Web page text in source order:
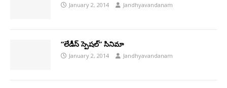
January 2, 2014 Jandhyavandanam
“లేడీస్ స్పెషల్” సినిమా
January 2, 2014 Jandhyavandanam